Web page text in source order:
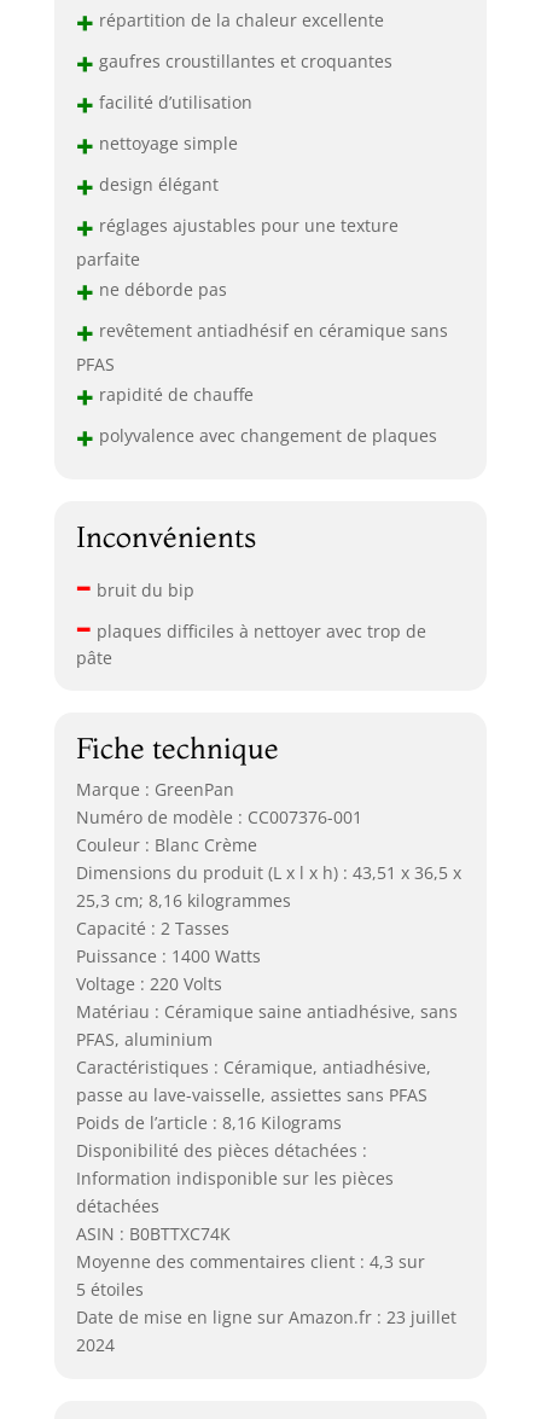
+ répartition de la chaleur excellente
+ gaufres croustillantes et croquantes
+ facilité d’utilisation
+ nettoyage simple
+ design élégant
+ réglages ajustables pour une texture
parfaite
+ ne déborde pas
+ revêtement antiadhésif en céramique sans
PFAS
+ rapidité de chauffe
+ polyvalence avec changement de plaques
Inconvénients
– bruit du bip
– plaques difficiles à nettoyer avec trop de
pâte
Fiche technique
Marque : GreenPan
Numéro de modèle : CC007376-001
Couleur : Blanc Crème
Dimensions du produit (L x l x h) : 43,51 x 36,5 x
25,3 cm; 8,16 kilogrammes
Capacité : 2 Tasses
Puissance : 1400 Watts
Voltage : 220 Volts
Matériau : Céramique saine antiadhésive, sans
PFAS, aluminium
Caractéristiques : Céramique, antiadhésive,
passe au lave-vaisselle, assiettes sans PFAS
Poids de l’article : 8,16 Kilograms
Disponibilité des pièces détachées :
Information indisponible sur les pièces
détachées
ASIN : B0BTTXC74K
Moyenne des commentaires client : 4,3 sur
5 étoiles
Date de mise en ligne sur Amazon.fr : 23 juillet
2024